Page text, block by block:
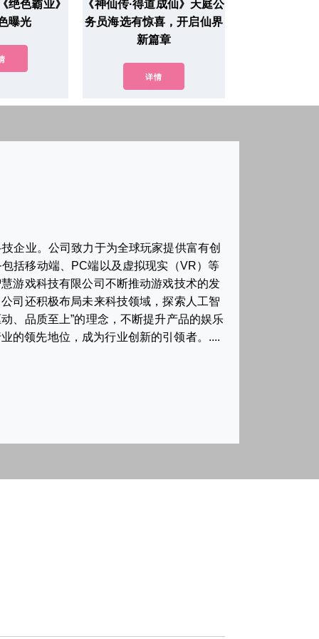
绝色霸业》
曝光
《神仙传·得道成仙》天庭公
务员海选有惊喜，开启仙界
新篇章
详情
企业。公司致力于为全球玩家提供富有创
括移动端、PC端以及虚拟现实（VR）等
游戏科技有限公司不断推动游戏技术的发
司还积极布局未来科技领域，探索人工智
、品质至上”的理念，不断提升产品的娱乐
的领先地位，成为行业创新的引领者。....